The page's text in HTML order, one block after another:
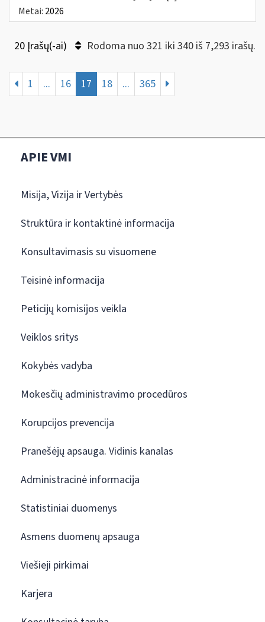
Metai: 2026
20 Įrašų(-ai) Rodoma nuo 321 iki 340 iš 7,293 irašų.
1 ... 16 17 18 ... 365
APIE VMI
Misija, Vizija ir Vertybės
Struktūra ir kontaktinė informacija
Konsultavimasis su visuomene
Teisinė informacija
Peticijų komisijos veikla
Veiklos sritys
Kokybės vadyba
Mokesčių administravimo procedūros
Korupcijos prevencija
Pranešėjų apsauga. Vidinis kanalas
Administracinė informacija
Statistiniai duomenys
Asmens duomenų apsauga
Viešieji pirkimai
Karjera